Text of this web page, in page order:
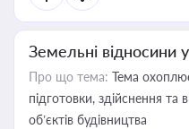
Земельні відносини
Про що тема: Тема
підготовки, здійснення та
об’єктів будівництва